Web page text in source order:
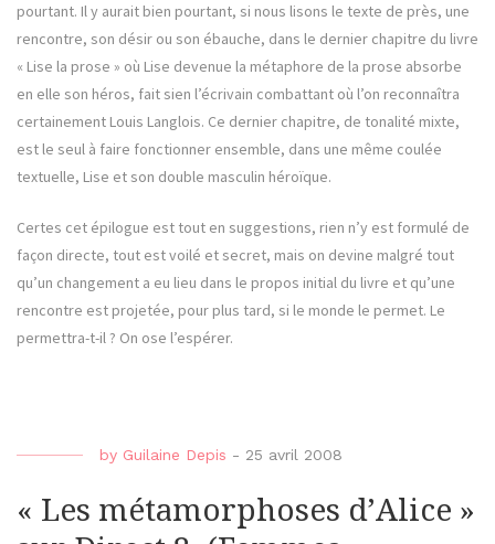
pourtant. Il y aurait bien pourtant, si nous lisons le texte de près, une
rencontre, son désir ou son ébauche, dans le dernier chapitre du livre
« Lise la prose » où Lise devenue la métaphore de la prose absorbe
en elle son héros, fait sien l’écrivain combattant où l’on reconnaîtra
certainement Louis Langlois. Ce dernier chapitre, de tonalité mixte,
est le seul à faire fonctionner ensemble, dans une même coulée
textuelle, Lise et son double masculin héroïque.
Certes cet épilogue est tout en suggestions, rien n’y est formulé de
façon directe, tout est voilé et secret, mais on devine malgré tout
qu’un changement a eu lieu dans le propos initial du livre et qu’une
rencontre est projetée, pour plus tard, si le monde le permet. Le
permettra-t-il ? On ose l’espérer.
by Guilaine Depis - 25 avril 2008
« Les métamorphoses d’Alice »